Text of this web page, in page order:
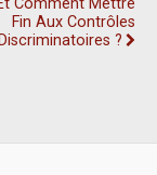
Comment Mettre
Fin Aux Contrôles
Discriminatoires ?